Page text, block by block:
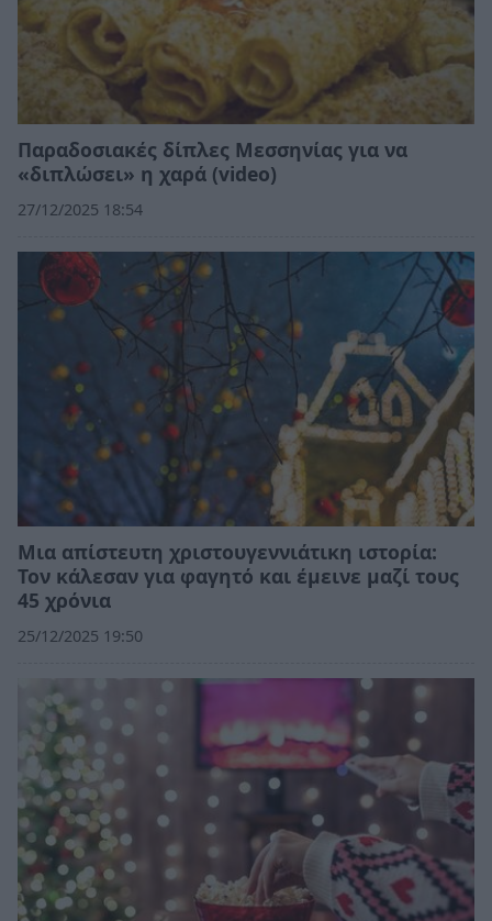
Παραδοσιακές δίπλες Μεσσηνίας για να
«διπλώσει» η χαρά (video)
27/12/2025 18:54
Μια απίστευτη χριστουγεννιάτικη ιστορία:
Τον κάλεσαν για φαγητό και έμεινε μαζί τους
45 χρόνια
25/12/2025 19:50